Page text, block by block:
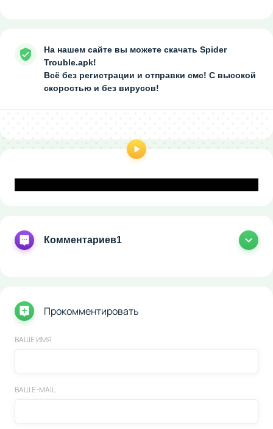
На нашем сайте вы можете скачать Spider
Trouble.apk!
Всё без регистрации и отправки смс! С высокой
скоростью и без вирусов!
Комментариев1
Прокомментировать
ВАШЕ ИМЯ
ВАШ E-MAIL